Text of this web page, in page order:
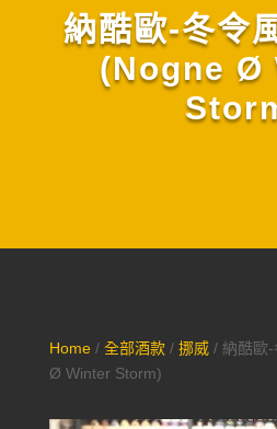
納酷歐-冬令
(Nogne Ø
Home/ 全部酒款/ 挪威/ 納酷歐-
Ø Winter Storm)